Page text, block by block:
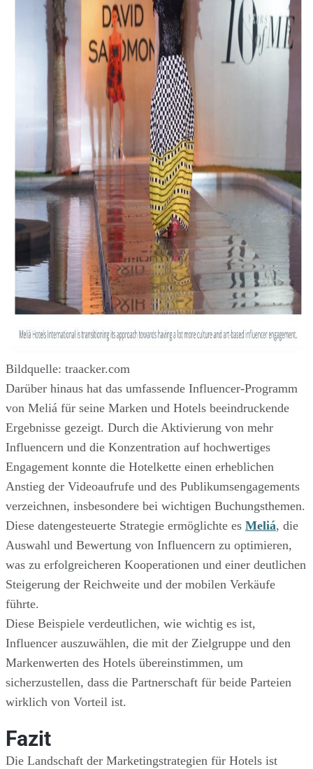
Bildquelle: traacker.com
Darüber hinaus hat das umfassende Influencer-Programm
von Meliá für seine Marken und Hotels beeindruckende
Ergebnisse gezeigt. Durch die Aktivierung von mehr
Influencern und die Konzentration auf hochwertiges
Engagement konnte die Hotelkette einen erheblichen
Anstieg der Videoaufrufe und des Publikumsengagements
verzeichnen, insbesondere bei wichtigen Buchungsthemen.
Diese datengesteuerte Strategie ermöglichte es Meliá, die
Auswahl und Bewertung von Influencern zu optimieren,
was zu erfolgreicheren Kooperationen und einer deutlichen
Steigerung der Reichweite und der mobilen Verkäufe
führte.
Diese Beispiele verdeutlichen, wie wichtig es ist,
Influencer auszuwählen, die mit der Zielgruppe und den
Markenwerten des Hotels übereinstimmen, um
sicherzustellen, dass die Partnerschaft für beide Parteien
wirklich von Vorteil ist.
Fazit
Die Landschaft der Marketingstrategien für Hotels ist